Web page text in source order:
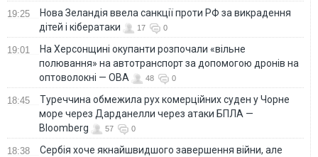
19:25
Нова Зеландія ввела санкції проти РФ за викрадення
дітей і кібератаки
17 0
19:01
На Херсонщині окупанти розпочали «вільне
полювання» на автотранспорт за допомогою дронів на
оптоволокні — ОВА
48 0
18:45
Туреччина обмежила рух комерційних суден у Чорне
море через Дарданелли через атаки БПЛА —
Bloomberg
57 0
18:38
Сербія хоче якнайшвидшого завершення війни, але